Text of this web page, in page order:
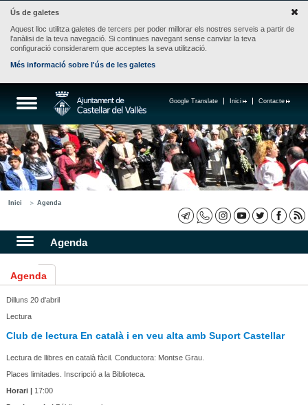
Ús de galetes
Aquest lloc utilitza galetes de tercers per poder millorar els nostres serveis a partir de
l'anàlisi de la teva navegació. Si continues navegant sense canviar la teva
configuració considerarem que acceptes la seva utilització.
Més informació sobre l'ús de les galetes
Contacte
Inici
Google Translate
Inici Agenda
Agenda
Agenda
Dilluns 20 d'abril
Lectura
Club de lectura En català i en veu alta amb Suport Castellar
Lectura de llibres en català fàcil. Conductora: Montse Grau.
Places limitades. Inscripció a la Biblioteca.
Horari |17:00